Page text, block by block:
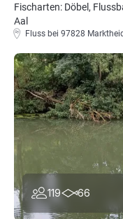
Fischarten: Döbel,
Aal
Fluss bei 97828
119 66